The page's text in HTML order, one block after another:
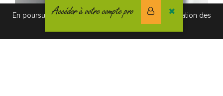
Accéder à votre compte pro
En poursuivant votre navigation vous acceptez l'utilisation des